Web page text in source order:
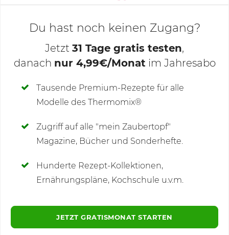
Deine Notizen
Du hast noch keinen Zugang?
Jetzt 31 Tage gratis testen,
danach nur 4,99€/Monat im Jahresabo
Tausende Premium-Rezepte für alle
Modelle des Thermomix®
Zugriff auf alle "mein Zaubertopf"
Magazine, Bücher und Sonderhefte.
Hunderte Rezept-Kollektionen,
Ernährungspläne, Kochschule u.v.m.
JETZT GRATISMONAT STARTEN
Kommentare(6)